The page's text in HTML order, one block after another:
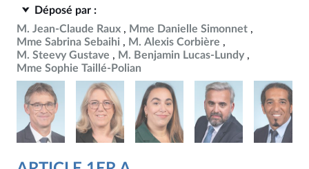
Déposé par :
M. Jean-Claude Raux
Mme Danielle Simonnet
Mme Sabrina Sebaihi
M. Alexis Corbière
M. Steevy Gustave
M. Benjamin Lucas-Lundy
Mme Sophie Taillé-Polian